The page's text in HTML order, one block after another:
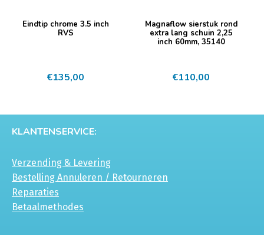
Eindtip chrome 3.5 inch
RVS
€135,00
Magnaflow sierstuk rond
extra lang schuin 2,25
inch 60mm, 35140
€110,00
KLANTENSERVICE:
Verzending & Levering
Bestelling Annuleren / Retourneren
Reparaties
Betaalmethodes